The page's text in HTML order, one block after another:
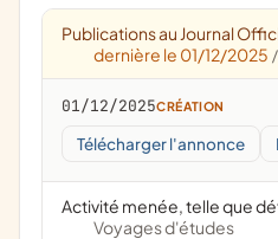
Publications au Journal
dernière le 01/12/2025 /
01/12/2025CRÉATION
Télécharger l'annonce
Activité menée, telle que
Voyages d'études